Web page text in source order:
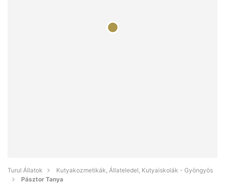
Turul Állatok
Kutyakozmetikák, Állateledel, Kutyaiskolák - Gyöngyös
Pásztor Tanya